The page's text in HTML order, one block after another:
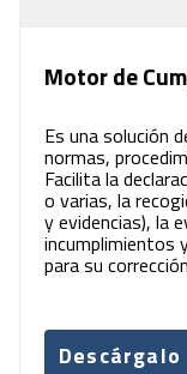
Motor de
Es una solución
normas,
Facilita la
o varias, la
y evidencias), la
incumplimientos
para su
Descárgalo